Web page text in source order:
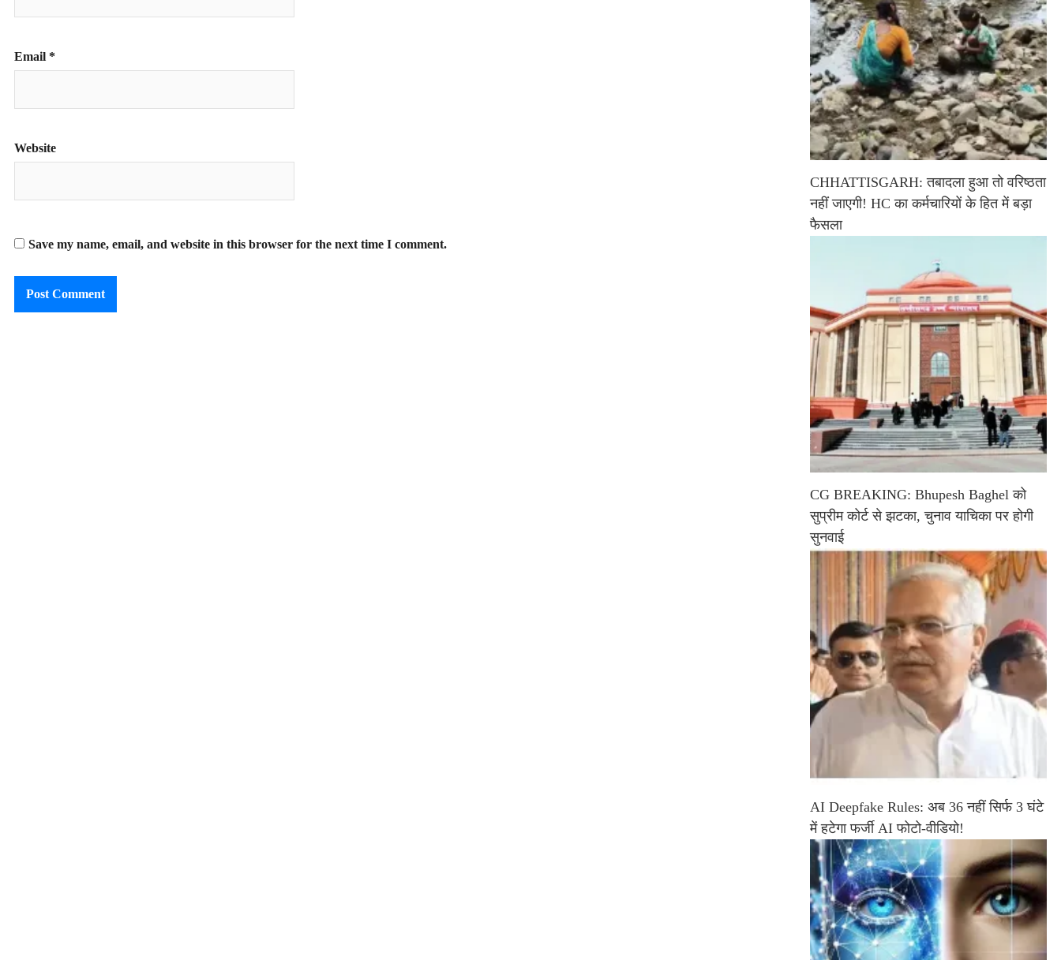
Email *
Website
Save my name, email, and website in this browser for the next time I comment.
CHHATTISGARH: तबादला हुआ तो वरिष्ठता
नहीं जाएगी! HC का कर्मचारियों के हित में बड़ा
फैसला
CG BREAKING: Bhupesh Baghel को
सुप्रीम कोर्ट से झटका, चुनाव याचिका पर होगी
सुनवाई
AI Deepfake Rules: अब 36 नहीं सिर्फ 3 घंटे
में हटेगा फर्जी AI फोटो-वीडियो!